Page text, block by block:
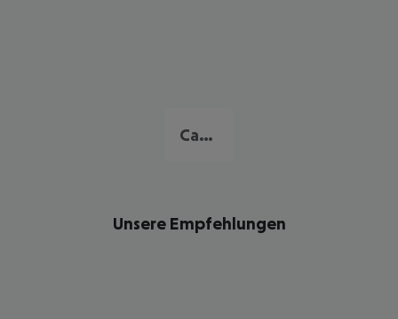
Cascais
Unsere Empfehlungen